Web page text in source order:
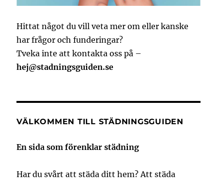
Hittat något du vill veta mer om eller kanske
har frågor och funderingar?
Tveka inte att kontakta oss på –
hej@stadningsguiden.se
VÄLKOMMEN TILL STÄDNINGSGUIDEN
En sida som förenklar städning
Har du svårt att städa ditt hem? Att städa